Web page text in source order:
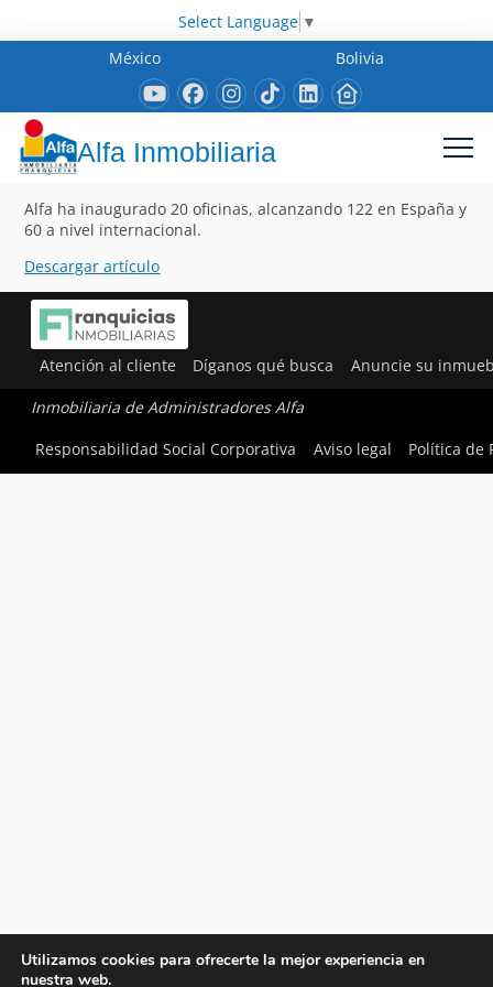
Select Language ▼
México
Bolivia
Alfa Inmobiliaria
Alfa ha inaugurado 20 oficinas, alcanzando 122 en España y
60 a nivel internacional.
Descargar artículo
Atención al cliente Díganos qué busca Anuncie su
Inmobiliaria de Administradores Alfa
Responsabilidad Social Corporativa
Aviso legal Política de
Utilizamos cookies para ofrecerte la mejor experiencia en
nuestra web.